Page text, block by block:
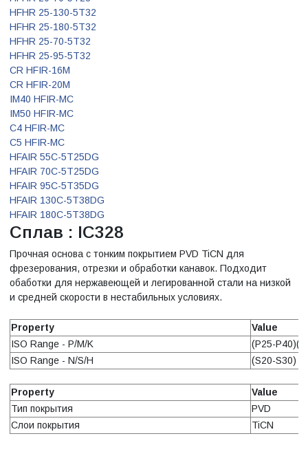
HFHR 25-130-5T32
HFHR 25-180-5T32
HFHR 25-70-5T32
HFHR 25-95-5T32
CR HFIR-16M
CR HFIR-20M
IM40 HFIR-MC
IM50 HFIR-MC
C4 HFIR-MC
C5 HFIR-MC
HFAIR 55C-5T25DG
HFAIR 70C-5T25DG
HFAIR 95C-5T35DG
HFAIR 130C-5T38DG
HFAIR 180C-5T38DG
Сплав : IC328
Прочная основа с тонким покрытием PVD TiCN для
фрезерования, отрезки и обработки канавок. Подходит
обаботки для нержавеющей и легированной стали на низкой
и средней скорости в нестабильных условиях.
Property
Value
ISO Range - P/M/K
(P25-
ISO Range - N/S/H
(S20-S30)
Property
Value
Тип покрытия
PVD
Слои покрытия
TiCN